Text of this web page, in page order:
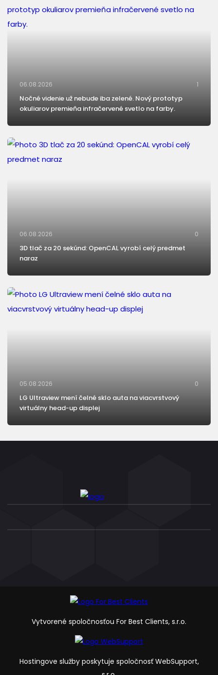
06.08.2026 1
Nočné videnie už nebude iba zelené. Nový prototyp
okuliarov premieňa infračervené svetlo na farby.
06.08.2026 0
3D tlač za 20 sekúnd: OpenCAL vyrobí celý predmet
naraz
05.08.2026 0
LG Ultraview mení čelné sklo auta na viacvrstvový
virtuálny head-up displej
Vytvorené spoločnosťou For Best Clients, s.r.o.
Hostingove služby poskytuje spoločnosť WebSupport,